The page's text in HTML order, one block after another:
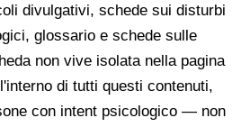
divulgativi, schede sui disturbi
glossario e schede sulle
non vive isolata nella pagina
di tutti questi contenuti,
con intent psicologico — non